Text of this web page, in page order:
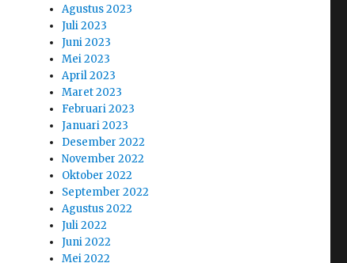
Agustus 2023
Juli 2023
Juni 2023
Mei 2023
April 2023
Maret 2023
Februari 2023
Januari 2023
Desember 2022
November 2022
Oktober 2022
September 2022
Agustus 2022
Juli 2022
Juni 2022
Mei 2022